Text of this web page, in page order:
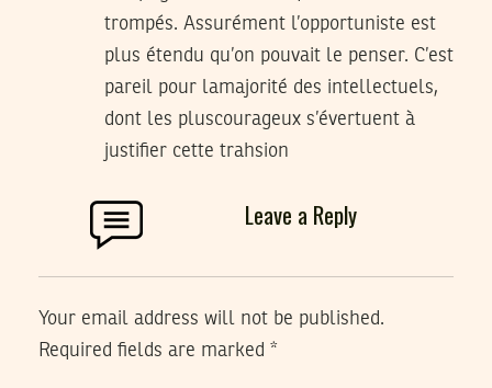
trompés. Assurément l’opportuniste est
plus étendu qu’on pouvait le penser. C’est
pareil pour lamajorité des intellectuels,
dont les pluscourageux s’évertuent à
justifier cette trahsion
Leave a Reply
Your email address will not be published.
Required fields are marked *